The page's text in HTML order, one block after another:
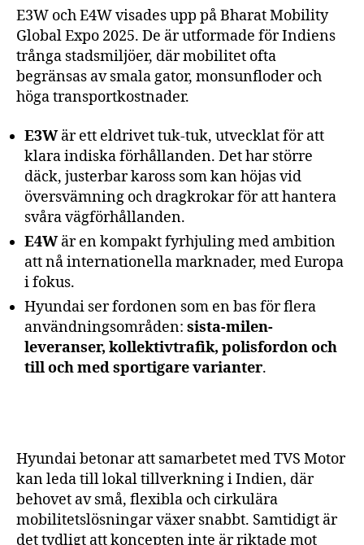
E3W och E4W visades upp på Bharat Mobility
Global Expo 2025. De är utformade för Indiens
trånga stadsmiljöer, där mobilitet ofta
begränsas av smala gator, monsunfloder och
höga transportkostnader.
E3Wär ett eldrivet tuk-tuk, utvecklat för att
klara indiska förhållanden. Det har större
däck, justerbar kaross som kan höjas vid
översvämning och dragkrokar för att hantera
svåra vägförhållanden.
E4Wär en kompakt fyrhjuling med ambition
att nå internationella marknader, med Europa
i fokus.
Hyundai ser fordonen som en bas för flera
användningsområden: sista-milen-
leveranser, kollektivtrafik, polisfordon och
till och med sportigare varianter.
Hyundai betonar att samarbetet med TVS Motor
kan leda till lokal tillverkning i Indien, där
behovet av små, flexibla och cirkulära
mobilitetslösningar växer snabbt. Samtidigt är
det tydligt att koncepten inte är riktade mot